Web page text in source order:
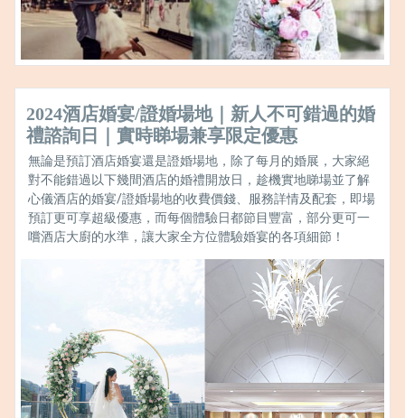
2024酒店婚宴/證婚場地｜新人不可錯過的婚
禮諮詢日｜實時睇場兼享限定優惠
無論是預訂酒店婚宴還是證婚場地，除了每月的婚展，大家絕
對不能錯過以下幾間酒店的婚禮開放日，趁機實地睇場並了解
心儀酒店的婚宴/證婚場地的收費價錢、服務詳情及配套，即場
預訂更可享超級優惠，而每個體驗日都節目豐富，部分更可一
嚐酒店大廚的水準，讓大家全方位體驗婚宴的各項細節！